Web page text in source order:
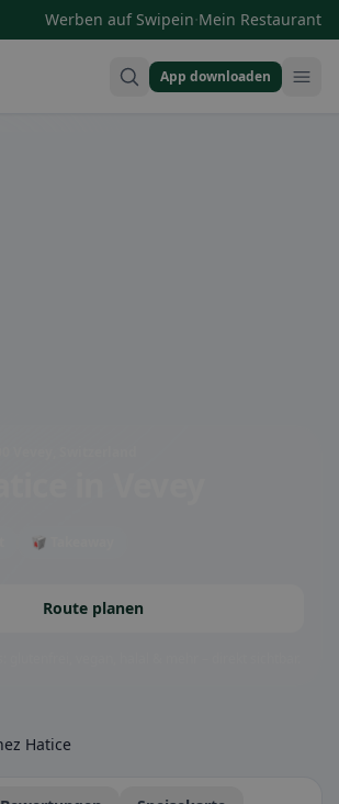
Werben auf Swipein·Mein Restaurant
App downloaden
🥡 Takeaway
Route planen
Hatice